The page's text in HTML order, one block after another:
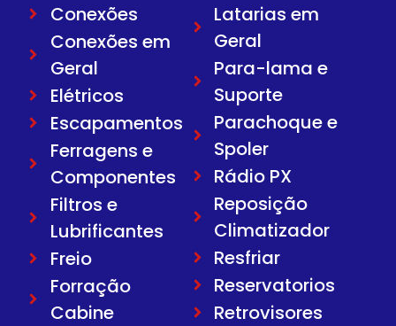
Conexões
Conexões em
Geral
Elétricos
Escapamentos
Ferragens e
Componentes
Filtros e
Lubrificantes
Freio
Forração
Cabine
Latarias em
Geral
Para-lama e
Suporte
Parachoque e
Spoler
Rádio PX
Reposição
Climatizador
Resfriar
Reservatorios
Retrovisores